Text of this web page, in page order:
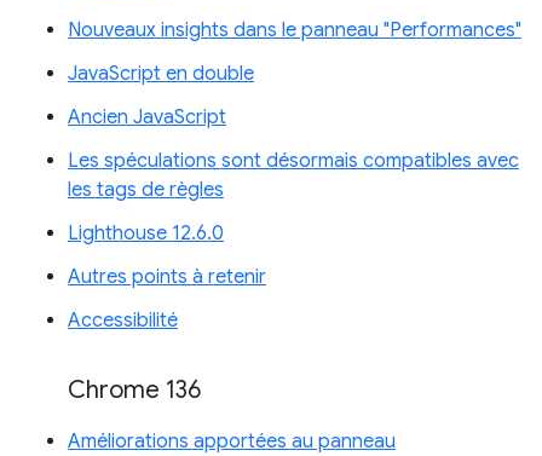
Nouveaux insights dans le panneau "Performances"
JavaScript en double
Ancien JavaScript
Les spéculations sont désormais compatibles avec
les tags de règles
Lighthouse 12.6.0
Autres points à retenir
Accessibilité
Chrome 136
Améliorations apportées au panneau